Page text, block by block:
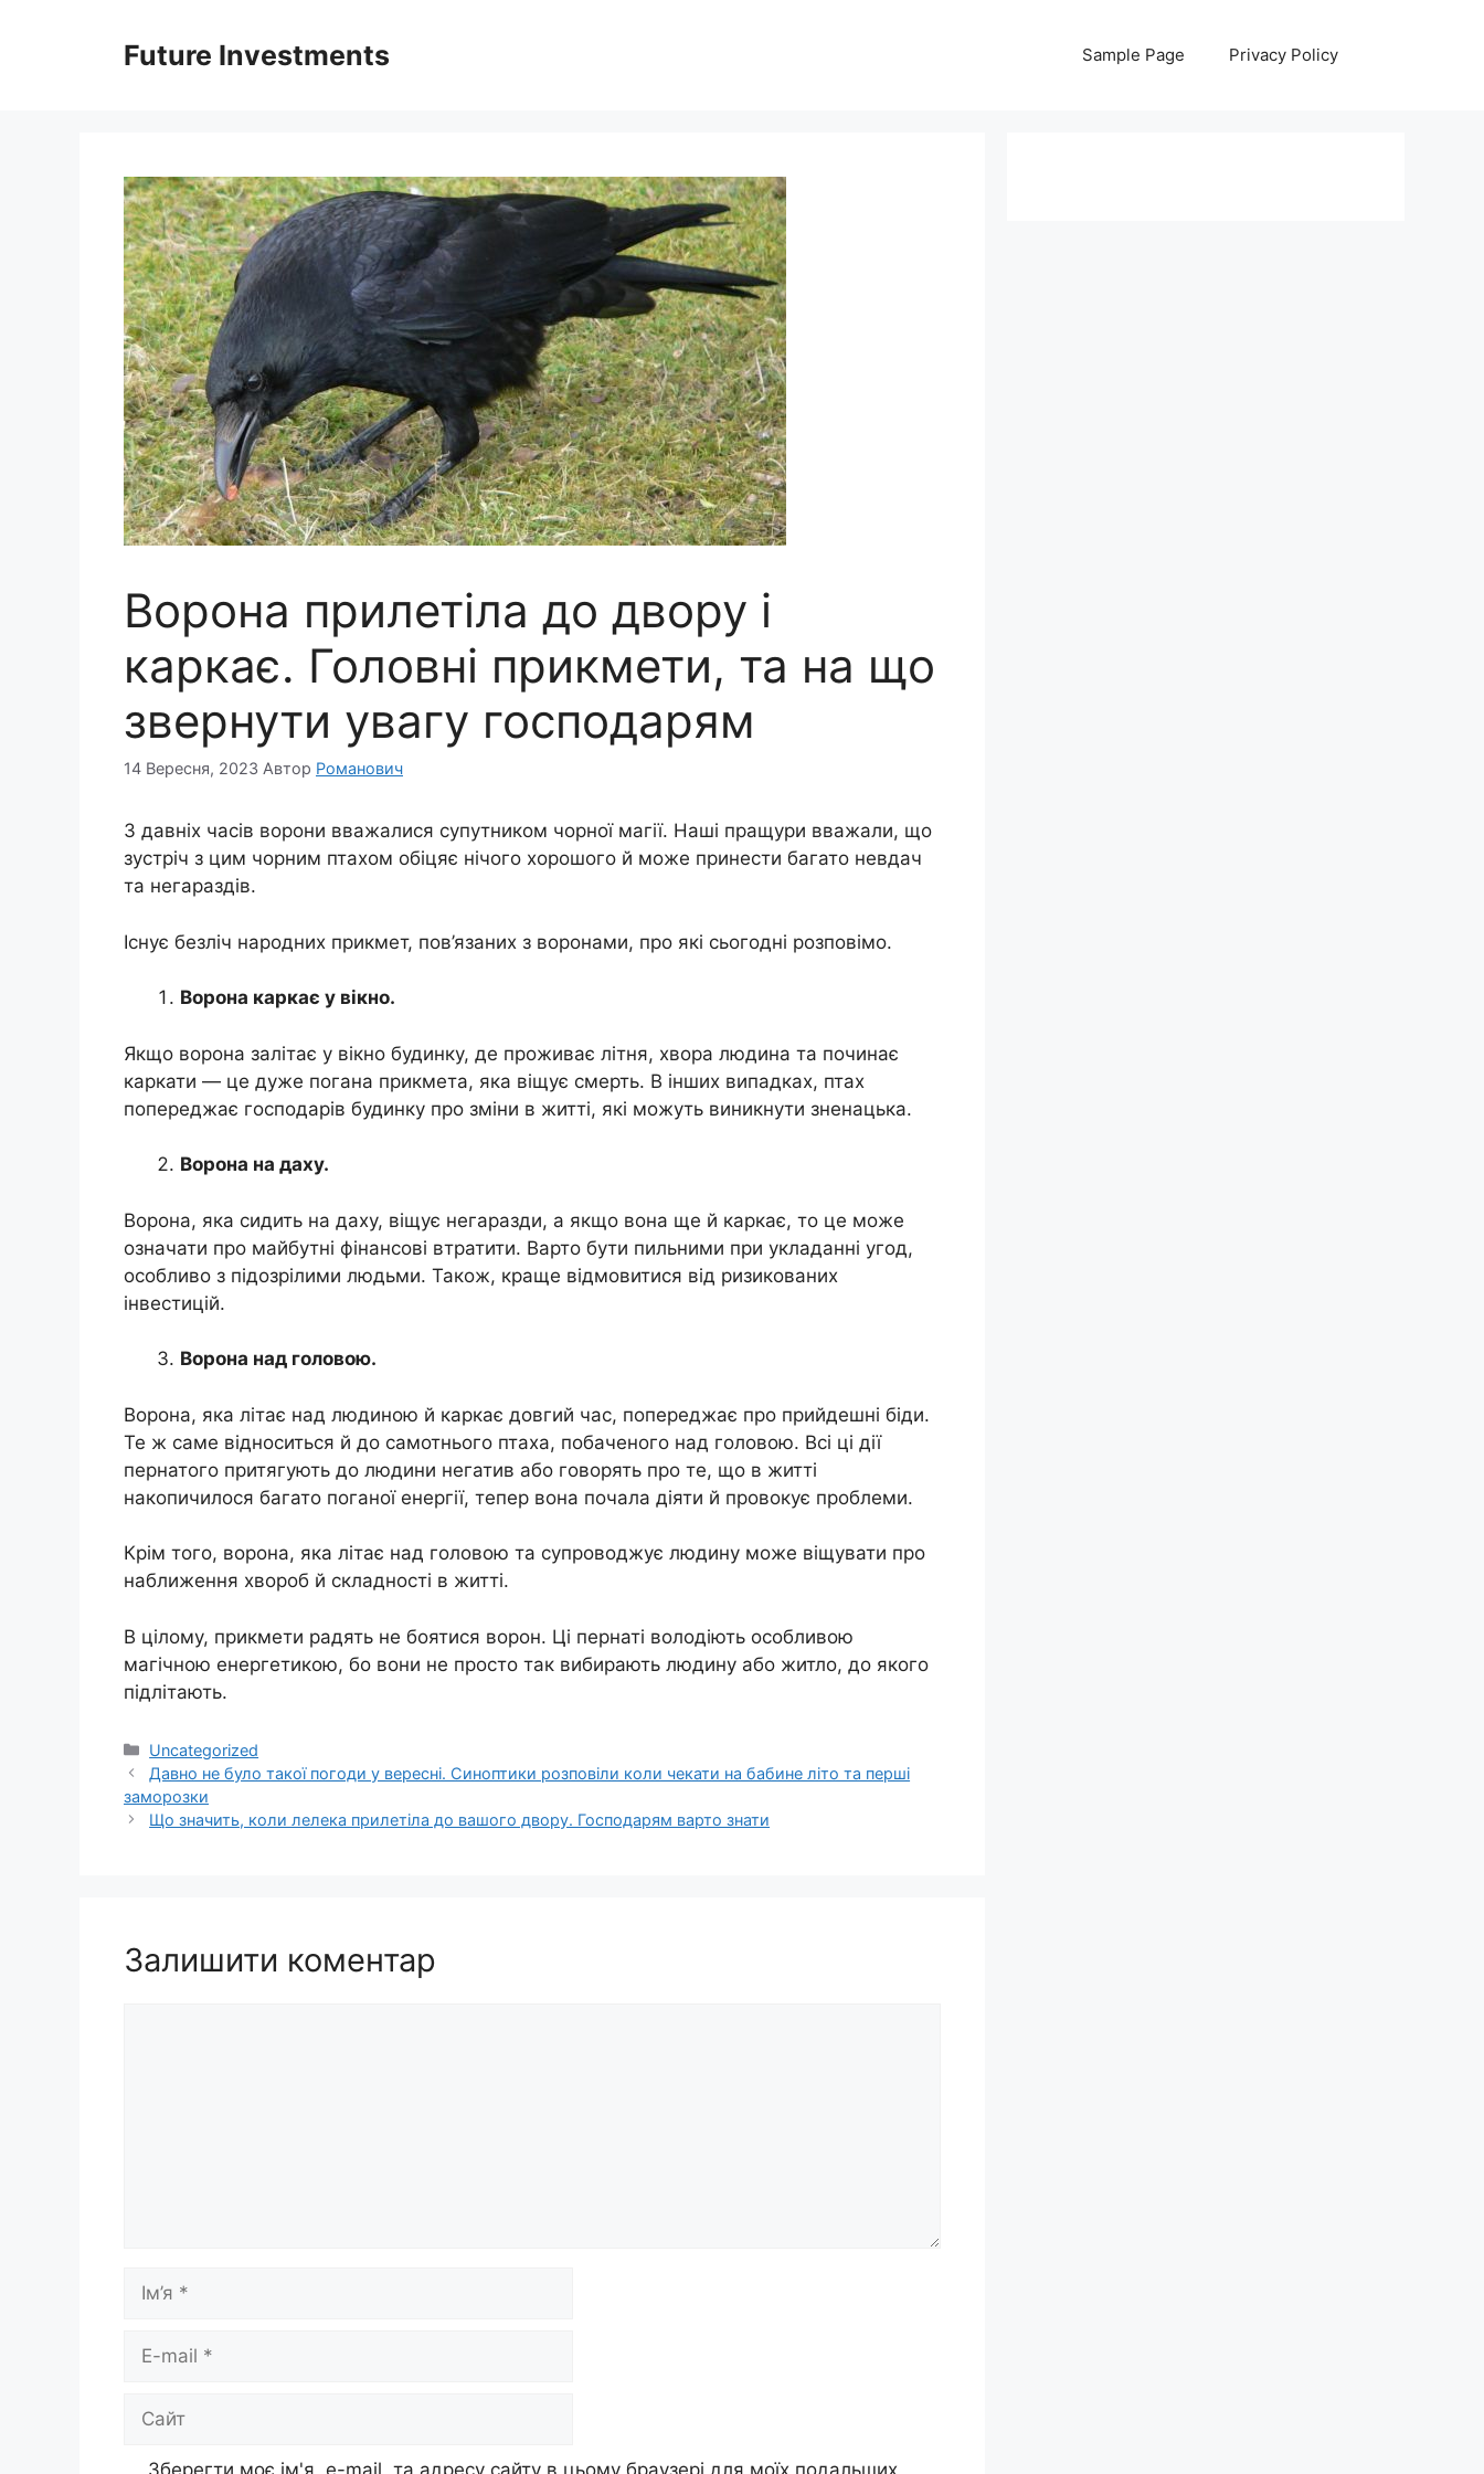
Future Investments Sample Page Privacy Policy
Ворона прилетіла до двору і
каркає. Головні прикмети, та на що
звернути увагу господарям
14 Вересня, 2023 Автор Романович
З давніх часів ворони вважалися супутником чорної магії. Наші пращури вважали, що
зустріч з цим чорним птахом обіцяє нічого хорошого й може принести багато невдач
та негараздів.
Існує безліч народних прикмет, пов’язаних з воронами, про які сьогодні розповімо.
Ворона каркає у вікно.
Якщо ворона залітає у вікно будинку, де проживає літня, хвора людина та починає
каркати — це дуже погана прикмета, яка віщує смерть. В інших випадках, птах
попереджає господарів будинку про зміни в житті, які можуть виникнути зненацька.
Ворона на даху.
Ворона, яка сидить на даху, віщує негаразди, а якщо вона ще й каркає, то це може
означати про майбутні фінансові втратити. Варто бути пильними при укладанні угод,
особливо з підозрілими людьми. Також, краще відмовитися від ризикованих
інвестицій.
Ворона над головою.
Ворона, яка літає над людиною й каркає довгий час, попереджає про прийдешні біди.
Те ж саме відноситься й до самотнього птаха, побаченого над головою. Всі ці дії
пернатого притягують до людини негатив або говорять про те, що в житті
накопичилося багато поганої енергії, тепер вона почала діяти й провокує проблеми.
Крім того, ворона, яка літає над головою та супроводжує людину може віщувати про
наближення хвороб й складності в житті.
В цілому, прикмети радять не боятися ворон. Ці пернаті володіють особливою
магічною енергетикою, бо вони не просто так вибирають людину або житло, до якого
підлітають.
Категорії
Uncategorized
Давно не було такої погоди у вересні. Синоптики розповіли коли чекати на бабине літо та перші
заморозки
Що значить, коли лелека прилетіла до вашого двору. Господарям варто знати
Залишити коментар
mail
Зберегти моє ім'я, e-mail, та адресу сайту в цьому браузері для моїх подальших